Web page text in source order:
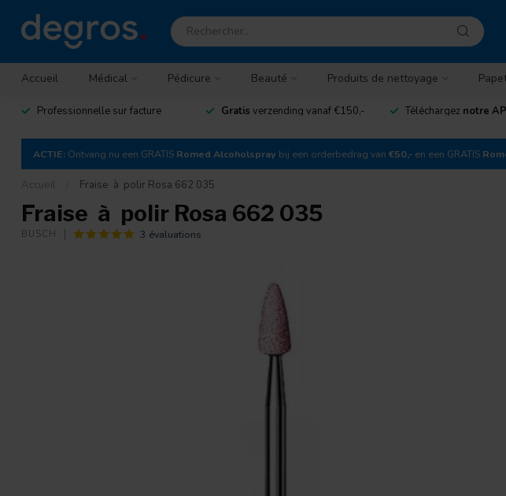
Accueil Médical Pédicure Beauté Produits de nettoyage
Professionnelle sur facture Gratis verzending vanaf €150,- Téléchargez notre
ACTIE: Ontvang nu een GRATIS Romed Alcoholspray bij een orderbedrag van €50,- en een GRATIS
Accueil Fraise à polir Rosa 662 035
Fraise à polir Rosa 662 035
BUSCH 3 évaluations